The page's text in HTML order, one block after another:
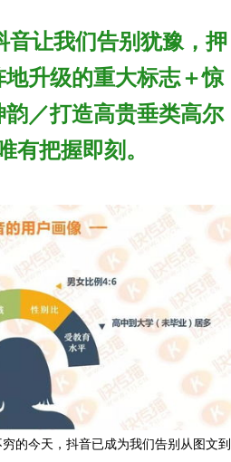
音让我们告别犹豫，押
升级的重大标志＋惊
韵／打造高贵垂类高尔
有把握即刻。
的今天，抖音已成为我们告别从图文到